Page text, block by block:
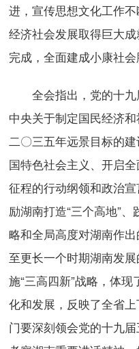
进，宣传思想文化工作
经济社会发展取得巨大
完成，全面建成小康社会
全会指出，党的十九
中央关于制定国民经济
二〇三五年远景目标的
国特色社会主义、开启
征程的行动纲领和政治
励湖南打造“三个高地”
略和全局高度对湖南作
至更长一个时期湖南发
施“三高四新”战略，体
化和发展，反映了全省
门要深刻领会党的十九